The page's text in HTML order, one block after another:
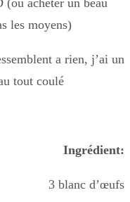
acheter un beau
les moyens)
a rien, j’ai un
tout coulé
Ingrédient:
3 blanc d’œufs